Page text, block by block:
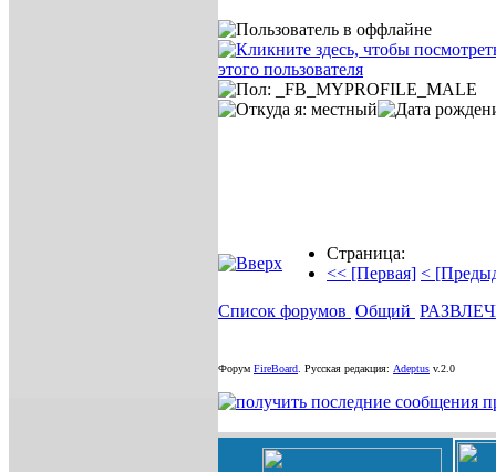
Страница:
<< [Первая] <
Список форумов Общий
Форум FireBoard Русская редакция: Adeptus v.2.0